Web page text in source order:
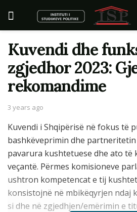
Kuvendi dhe
zgjedhor 2023:
rekomandime
3 years ago
Kuvendi i Shqipërisë në fokus të
bashkëveprimin dhe
pavarura kushtetuese dhe ato të
veçantë. Përmes komisioneve
ushtron kompetencat e tij
konsistojnë në mbikëqyrjen ndaj
si dhe në zgjedhjen/emërimin e